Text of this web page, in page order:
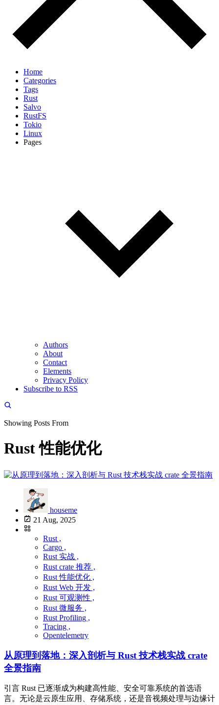
Home
Categories
Tags
Rust
Salvo
RustFS
Tokio
Linux
Pages
Authors
About
Contact
Elements
Privacy Policy
Subscribe to RSS
Showing Posts From
Rust 性能优化
houseme
21 Aug, 2025
Rust ,
Cargo ,
Rust 实战 ,
Rust crate 推荐 ,
Rust 性能优化 ,
Rust Web 开发 ,
Rust 可观测性 ,
Rust 微服务 ,
Rust Profiling ,
Tracing ,
Opentelemetry
从原理到落地：深入剖析与 Rust 技术栈实战 crate
全景指南
引言 Rust 已逐渐成为构建高性能、安全可靠系统的首选语
言。无论是云原生应用、存储系统，还是音视频处理与边缘计